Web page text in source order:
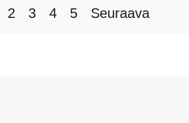
2 3 4 5 Seuraava